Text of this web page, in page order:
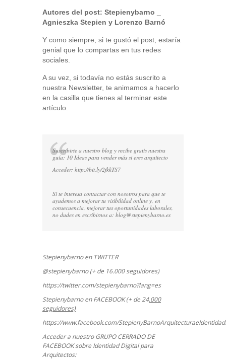
Autores del post: Stepienybarno
Agnieszka Stepien y Lorenzo Barnó
Y como siempre, si te gustó el post, estaría
genial que lo compartas en tus redes
sociales.
A su vez, si todavía no estás suscrito a
nuestra Newsletter, te animamos a hacerlo
en la casilla que tienes al terminar este
artículo.
Suscribirte a nuestro blog y recibe gratis nuestra
guía: 10 Ideas para vender más si eres arquitecto
Acceder: http://bit.ly/2fkkTS7
Si te interesa contactar con nosotros para que te
ayudemos a mejorar tu visibilidad online y, en
consecuencia, mejorar tus oportunidades laborales,
no dudes en escribirnos a: blog@stepienybarno.es
Stepienybarno en TWITTER
@stepienybarno (+ de 16.000 seguidores)
https://twitter.com/stepienybarno?lang=es
Stepienybarno en FACEBOOK (+ de 24.000
seguidores)
https://www.facebook.com/
Acceder a nuestro GRUPO CERRADO DE
FACEBOOK sobre Identidad Digital para
Arquitectos: